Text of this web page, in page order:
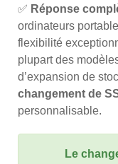
✅ Réponse
ordinateurs
flexibilité
plupart des
d’expansion de
changement de
personnalisable.
Le